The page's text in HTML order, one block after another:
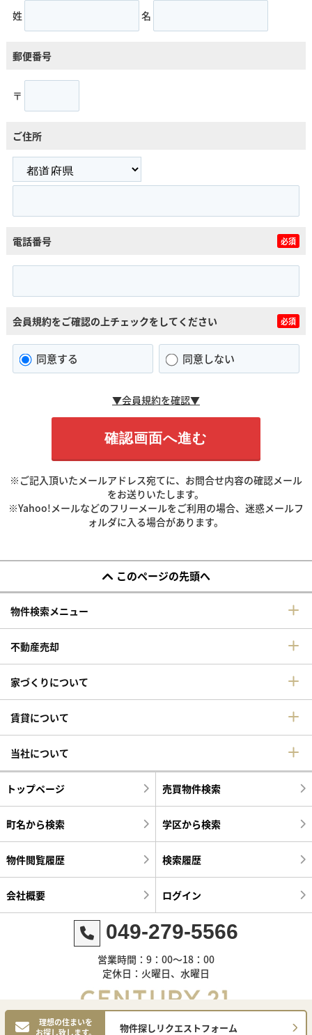
理想の住まいを
お探し致します。
物件探しリクエストフォーム
姓 名
郵便番号
〒
ご住所
電話番号 必須
会員規約をご確認の上チェックをしてください 必須
同意する 同意しない
▼会員規約を確認▼
※ご記入頂いたメールアドレス宛てに、お問合せ内容の確認メール
をお送りいたします。
※Yahoo!メールなどのフリーメールをご利用の場合、迷惑メールフ
ォルダに入る場合があります。
このページの先頭へ
物件検索メニュー
不動産売却
家づくりについて
賃貸について
当社について
トップページ 売買物件検索
町名から検索 学区から検索
物件閲覧履歴 検索履歴
会社概要 ログイン
049-279-5566
営業時間：9：00～18：00
定休日：火曜日、水曜日